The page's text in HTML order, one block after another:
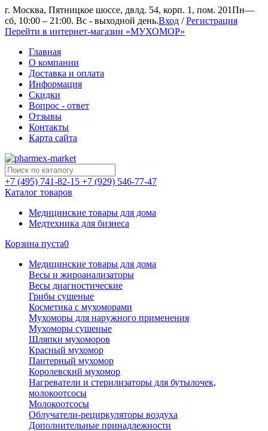
г. Москва, Пятницкое шоссе, двлд. 54, корп. 1, пом. 201Пн—
сб, 10:00 – 21:00. Вс - выходной день.Вход /Регистрация
Перейти в интернет-магазин «МУХОМОР»
Главная
О компании
Доставка и оплата
Информация
Скидки
Вопрос - ответ
Отзывы
Контакты
Карта сайта
+7 (495) 741-82-15 +7 (929) 546-77-47
Каталог товаров
Медицинские товары для дома
Медтехника для бизнеса
Корзина пуста0
Медицинские товары для дома
Весы и жироанализаторы
Весы диагностические
Грибы сушеные
Косметика с мухоморами
Мухоморы для наружного применения
Мухоморы сушеные
Шляпки мухоморов
Красный мухомор
Пантерный мухомор
Королевский мухомор
Нагреватели и стерилизаторы для бутылочек,
молокоотсосы
Молокоотсосы
Облучатели-рециркуляторы воздуха
Дополнительные принадлежности